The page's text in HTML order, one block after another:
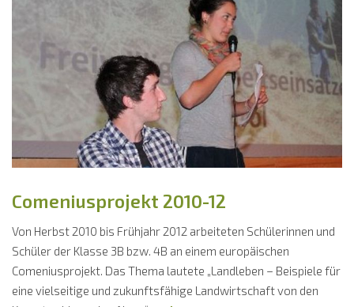
Comeniusprojekt 2010-12
Von Herbst 2010 bis Frühjahr 2012 arbeiteten Schülerinnen und
Schüler der Klasse 3B bzw. 4B an einem europäischen
Comeniusprojekt. Das Thema lautete „Landleben – Beispiele für
eine vielseitige und zukunftsfähige Landwirtschaft von den